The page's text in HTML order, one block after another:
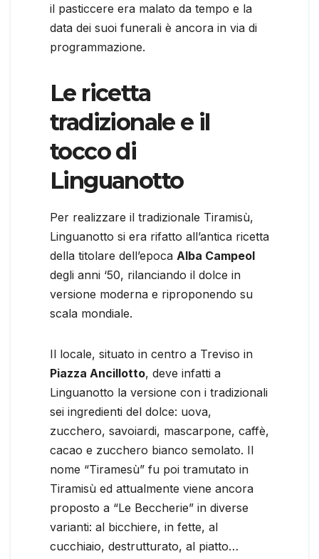
il pasticcere era malato da tempo e la
data dei suoi funerali è ancora in via di
programmazione.
Le ricetta
tradizionale e il
tocco di
Linguanotto
Per realizzare il tradizionale Tiramisù,
Linguanotto si era rifatto all’antica ricetta
della titolare dell’epoca Alba Campeol
degli anni ‘50, rilanciando il dolce in
versione moderna e riproponendo su
scala mondiale.
Il locale, situato in centro a Treviso in
Piazza Ancillotto, deve infatti a
Linguanotto la versione con i tradizionali
sei ingredienti del dolce: uova,
zucchero, savoiardi, mascarpone, caffè,
cacao e zucchero bianco semolato. Il
nome “Tiramesù” fu poi tramutato in
Tiramisù ed attualmente viene ancora
proposto a “Le Beccherie” in diverse
varianti: al bicchiere, in fette, al
cucchiaio, destrutturato, al piatto…